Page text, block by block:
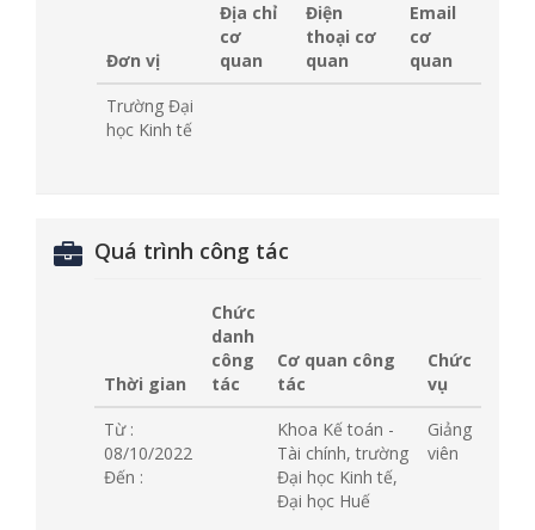
Đơn vị
Địa chỉ
cơ
quan
Điện
thoại cơ
quan
Email
cơ
quan
Trường Đại
học Kinh tế
Quá trình công tác
Thời gian
Chức
danh
công
tác
Cơ quan công
tác
Chức
vụ
Từ :
08/10/2022
Đến :
Khoa Kế toán -
Tài chính, trường
Đại học Kinh tế,
Đại học Huế
Giảng
viên